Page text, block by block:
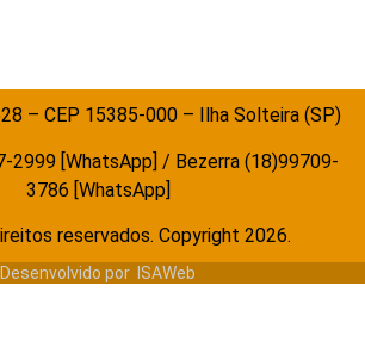
– CEP 15385-000 – Ilha Solteira (SP)
2999 [WhatsApp] / Bezerra (18)99709-
3786 [WhatsApp]
reservados. Copyright 2026.
Desenvolvido por ISAWeb